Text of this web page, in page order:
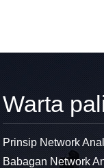
Warta
Prinsip Network
Babagan Network